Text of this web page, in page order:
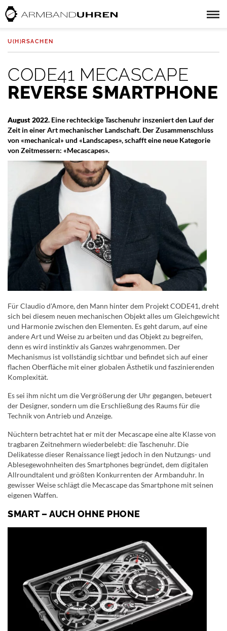
U(H)RSACHEN
CODE41 MECASCAPE
REVERSE SMARTPHONE
August 2022. Eine rechteckige Taschenuhr inszeniert den Lauf der
Zeit in einer Art mechanischer Landschaft. Der Zusammenschluss
von «mechanical» und «Landscapes», schafft eine neue Kategorie
von Zeitmessern: «Mecascapes».
Für Claudio d'Amore, den Mann hinter dem Projekt CODE41, dreht
sich bei diesem neuen mechanischen Objekt alles um Gleichgewicht
und Harmonie zwischen den Elementen. Es geht darum, auf eine
andere Art und Weise zu arbeiten und das Objekt zu begreifen,
denn es wird instinktiv als Ganzes wahrgenommen. Der
Mechanismus ist vollständig sichtbar und befindet sich auf einer
flachen Oberfläche mit einer globalen Ästhetik und faszinierenden
Komplexität.
Es sei ihm nicht um die Vergrößerung der Uhr gegangen, beteuert
der Designer, sondern um die Erschließung des Raums für die
Technik von Antrieb und Anzeige.
Nüchtern betrachtet hat er mit der Mecascape eine alte Klasse von
tragbaren Zeitnehmern wiederbelebt: die Taschenuhr. Die
Delikatesse dieser Renaissance liegt jedoch in den Nutzungs- und
Ablesegewohnheiten des Smartphones begründet, dem digitalen
Allroundtalent und größten Konkurrenten der Armbanduhr. In
gewisser Weise schlägt die Mecascape das Smartphone mit seinen
eigenen Waffen.
SMART – AUCH OHNE PHONE